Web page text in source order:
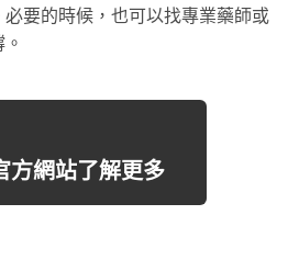
要的時候，也可以找專業藥師或
方網站了解更多